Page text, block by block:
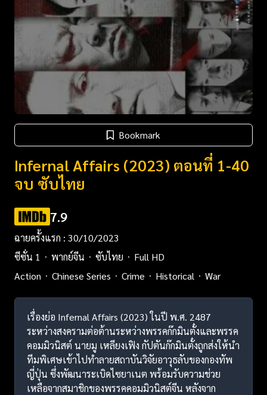
Bookmark
Infernal Affairs (2023) ตอนที่ 1-40
จบ ซับไทย
7.9
ฉายครั้งแรก : 30/10/2023
ซีซั่น 1
พากย์จีน ซับไทย
Full HD
Action
Chinese Series Crime Historical War
เรื่องย่อ Infernal Affairs (2023) ในปี พ.ศ. 2487
ระหว่างสงครามต่อต้านระหว่างพรรคก๊กมินตั๋งและพรรค
คอมมิวนิสต์ นายมู เหลียงเฟิง กัปตันก๊กมินตั๋งถูกส่งให้นำ
ทีมพิเศษเข้าไปทำลายสถาบันวิจัยอาวุธลับของกองทัพ
ญี่ปุ่น ซึ่งพัฒนาระเบิดไซยาเนต พร้อมรับความช่วย
เหลือจากสมาชิกของพรรคคอมมิวนิสต์จีน หลังจาก